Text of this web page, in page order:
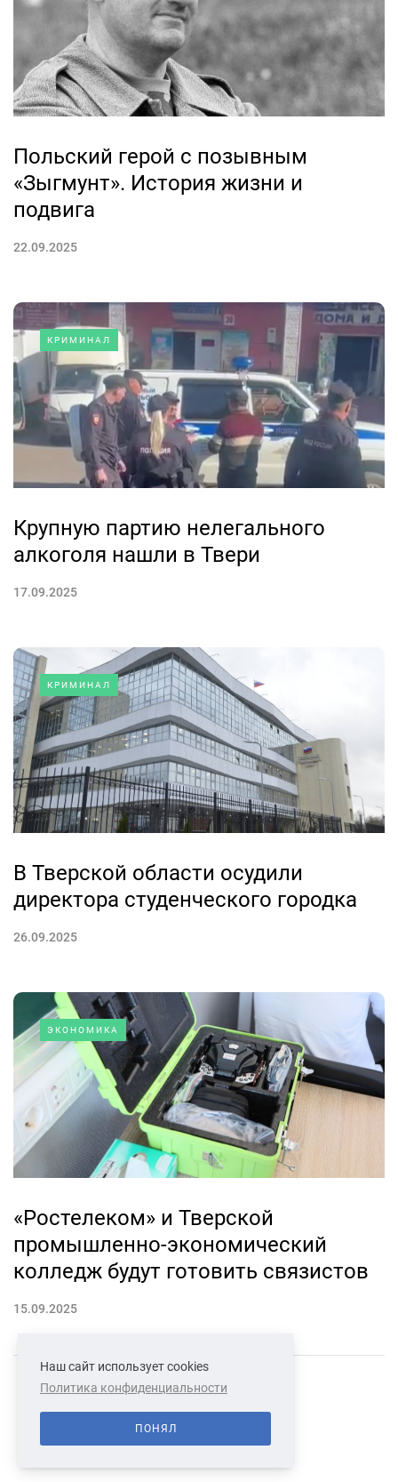
Польский герой с позывным
«Зыгмунт». История жизни и
подвига
22.09.2025
КРИМИНАЛ
Крупную партию нелегального
алкоголя нашли в Твери
17.09.2025
КРИМИНАЛ
В Тверской области осудили
директора студенческого городка
26.09.2025
ЭКОНОМИКА
«Ростелеком» и Тверской
промышленно-экономический
колледж будут готовить связистов
15.09.2025
СВЯЗАТЬСЯ С НАМИ О НАС
Наш сайт использует cookies
Политика конфиденциальности
ПОНЯЛ